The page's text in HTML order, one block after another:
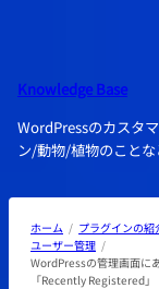
ス
ッ
プ
Knowledge Base
WordPressのカスタ
ン/動物/植物のこと
ホーム プラグインの紹
ユーザー管理
WordPressの管理画面に
「Recently Registered」